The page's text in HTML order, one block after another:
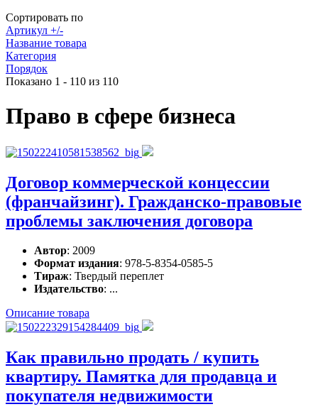
Сортировать по
Артикул +/-
Название товара
Категория
Порядок
Показано 1 - 110 из 110
Право в сфере бизнеса
Договор коммерческой концессии
(франчайзинг). Гражданско-правовые
проблемы заключения договора
Автор: 2009
Формат издания: 978-5-8354-0585-5
Тираж: Твердый переплет
Издательство: ...
Описание товара
Как правильно продать / купить
квартиру. Памятка для продавца и
покупателя недвижимости